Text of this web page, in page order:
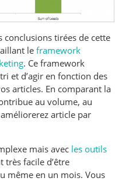
tirées de cette
le framework
. Ce framework
et d’agir en fonction des
articles. En comparant la
au volume, au
article par
mais avec les outils
très facile d’être
même en un mois. Vous